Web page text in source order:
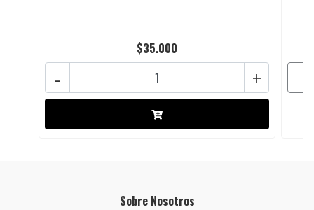
$35.000
+
-
Sobre Nosotros